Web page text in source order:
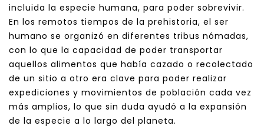
incluida la especie humana, para poder sobrevivir.
En los remotos tiempos de la prehistoria, el ser
humano se organizó en diferentes tribus nómadas,
con lo que la capacidad de poder transportar
aquellos alimentos que había cazado o recolectado
de un sitio a otro era clave para poder realizar
expediciones y movimientos de población cada vez
más amplios, lo que sin duda ayudó a la expansión
de la especie a lo largo del planeta.